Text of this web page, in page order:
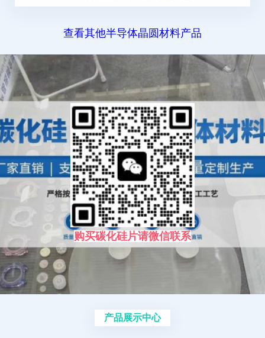
查看其他半导体晶圆材料产品
购买碳化硅片请微信联系
产品展示中心